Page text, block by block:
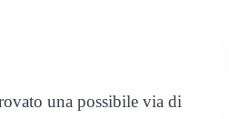
una possibile via di